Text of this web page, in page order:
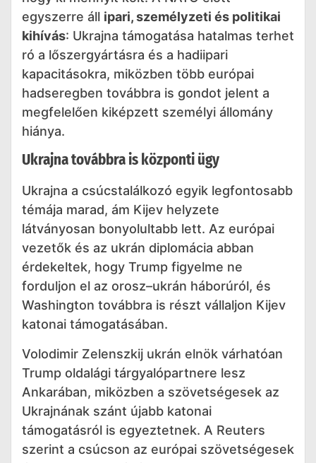
egyszerre áll ipari, személyzeti és politikai
kihívás: Ukrajna támogatása hatalmas terhet
ró a lőszergyártásra és a hadiipari
kapacitásokra, miközben több európai
hadseregben továbbra is gondot jelent a
megfelelően kiképzett személyi állomány
hiánya.
Ukrajna továbbra is központi ügy
Ukrajna a csúcstalálkozó egyik legfontosabb
témája marad, ám Kijev helyzete
látványosan bonyolultabb lett. Az európai
vezetők és az ukrán diplomácia abban
érdekeltek, hogy Trump figyelme ne
forduljon el az orosz–ukrán háborúról, és
Washington továbbra is részt vállaljon Kijev
katonai támogatásában.
Volodimir Zelenszkij ukrán elnök várhatóan
Trump oldalági tárgyalópartnere lesz
Ankarában, miközben a szövetségesek az
Ukrajnának szánt újabb katonai
támogatásról is egyeztetnek. A Reuters
szerint a csúcson az európai szövetségesek